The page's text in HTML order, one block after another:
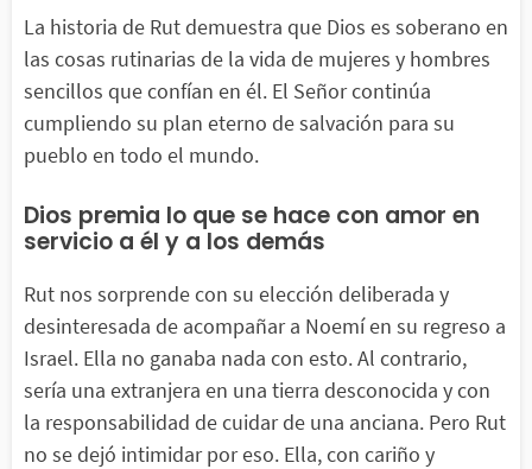
La historia de Rut demuestra que Dios es soberano en
las cosas rutinarias de la vida de mujeres y hombres
sencillos que confían en él. El Señor continúa
cumpliendo su plan eterno de salvación para su
pueblo en todo el mundo.
Dios premia lo que se hace con amor en
servicio a él y a los demás
Rut nos sorprende con su elección deliberada y
desinteresada de acompañar a Noemí en su regreso a
Israel. Ella no ganaba nada con esto. Al contrario,
sería una extranjera en una tierra desconocida y con
la responsabilidad de cuidar de una anciana. Pero Rut
no se dejó intimidar por eso. Ella, con cariño y